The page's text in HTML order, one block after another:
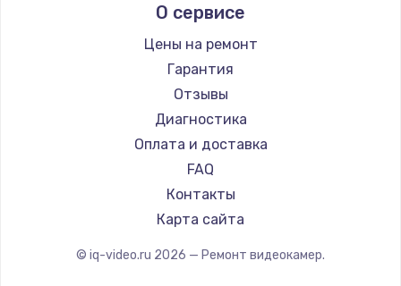
Замена экрана
от 1145 руб.
Заказать
Замена оперативной памяти
от 890 руб.
Заказать
Замена жесткого диска
О сервисе
Цены на ремонт
Гарантия
Отзывы
Диагностика
Оплата и доставка
FAQ
Контакты
Карта сайта
© iq-video.ru 2026 — Ремонт видеокамер.